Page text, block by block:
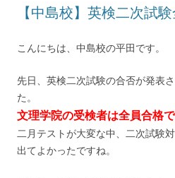
【中島校】英検二次試験
こんにちは、中島校の平田です。
先日、英検二次試験の合否が発表
た。
文理学院の受検者は全員合格で
二月テストが大変な中、二次試験
出てよかったですね。